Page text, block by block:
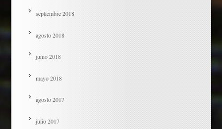
septiembre 2018
agosto 2018
junio 2018
mayo 2018
agosto 2017
julio 2017